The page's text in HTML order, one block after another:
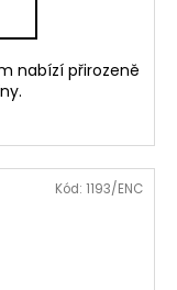
nabízí přirozeně
Kód: 1193/ENC